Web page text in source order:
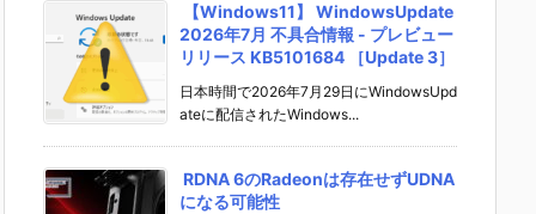
【Windows11】 WindowsUpdate
2026年7月 不具合情報 - プレビュー
リリース KB5101684 ［Update 3］
日本時間で2026年7月29日にWindowsUpd
ateに配信されたWindows...
RDNA 6のRadeonは存在せずUDNA
になる可能性